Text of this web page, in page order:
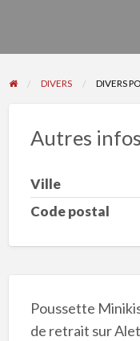
DIVERS DIVERS
Autres infos
Ville
Code postal
Poussette
de retrait sur